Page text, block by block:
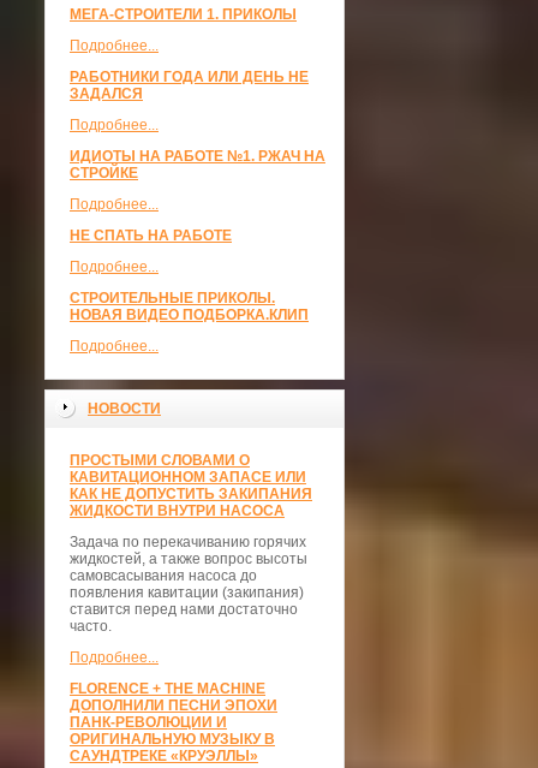
МЕГА-СТРОИТЕЛИ 1. ПРИКОЛЫ
Подробнее...
РАБОТНИКИ ГОДА ИЛИ ДЕНЬ НЕ
ЗАДАЛСЯ
Подробнее...
ИДИОТЫ НА РАБОТЕ №1. РЖАЧ НА
СТРОЙКЕ
Подробнее...
НЕ СПАТЬ НА РАБОТЕ
Подробнее...
СТРОИТЕЛЬНЫЕ ПРИКОЛЫ.
НОВАЯ ВИДЕО ПОДБОРКА.КЛИП
Подробнее...
НОВОСТИ
ПРОСТЫМИ СЛОВАМИ О
КАВИТАЦИОННОМ ЗАПАСЕ ИЛИ
КАК НЕ ДОПУСТИТЬ ЗАКИПАНИЯ
ЖИДКОСТИ ВНУТРИ НАСОСА
Задача по перекачиванию горячих
жидкостей, а также вопрос высоты
самовсасывания насоса до
появления кавитации (закипания)
ставится перед нами достаточно
часто.
Подробнее...
FLORENCE + THE MACHINE
ДОПОЛНИЛИ ПЕСНИ ЭПОХИ
ПАНК-РЕВОЛЮЦИИ И
ОРИГИНАЛЬНУЮ МУЗЫКУ В
САУНДТРЕКЕ «КРУЭЛЛЫ»